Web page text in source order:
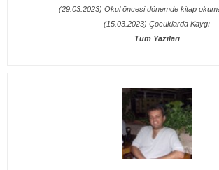
(29.03.2023) Okul öncesi dönemde kitap
(15.03.2023) Çocuklarda Kaygı
Tüm Yazıları